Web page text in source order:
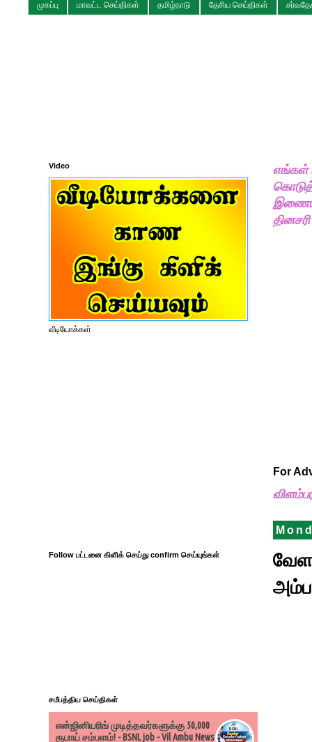
முகப்பு மாவட்ட செய்திகள் தமிழ்நாடு தேசிய செய்திகள்
எங்கள்
For
Video
வீடியோக்கள்
Follow பட்டனை கிளிக் செய்து confirm செய்யுங்கள்
சமீபத்திய செய்திகள்
என்ஜினியரிங் முடித்தவர்களுக்கு 50,000
ரூபாய் சம்பளம்! - BSNL job - Vil Ambu News